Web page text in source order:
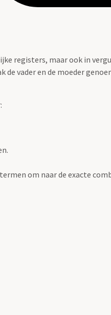
registers, maar ook in
vader en de moeder
om naar de exacte